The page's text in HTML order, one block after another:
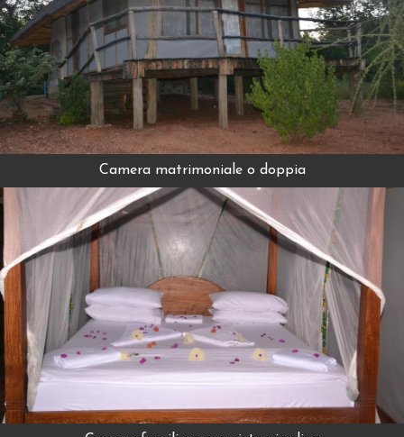
Camera matrimoniale o doppia
Camera matrimoniale o doppia
Camera familiare con vista giardino